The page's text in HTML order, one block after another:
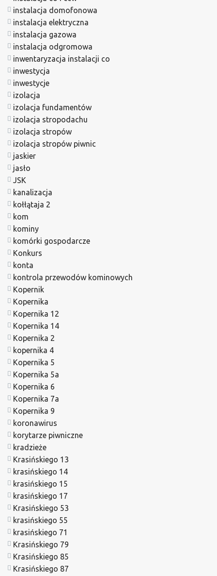
instalacja domofonowa
instalacja elektryczna
instalacja gazowa
instalacja odgromowa
inwentaryzacja instalacji co
inwestycja
inwestycje
izolacja
izolacja fundamentów
izolacja stropodachu
izolacja stropów
izolacja stropów piwnic
jaskier
jasło
JSK
kanalizacja
kołłątaja 2
kom
kominy
komórki gospodarcze
Konkurs
konta
kontrola przewodów kominowych
Kopernik
Kopernika
Kopernika 12
Kopernika 14
Kopernika 2
kopernika 4
Kopernika 5
Kopernika 5a
Kopernika 6
Kopernika 7a
Kopernika 9
koronawirus
korytarze piwniczne
kradzieże
Krasińskiego 13
krasińskiego 14
krasińskiego 15
krasińskiego 17
Krasińskiego 53
krasińskiego 55
krasińskiego 71
Krasińskiego 79
Krasińskiego 85
Krasińskiego 87